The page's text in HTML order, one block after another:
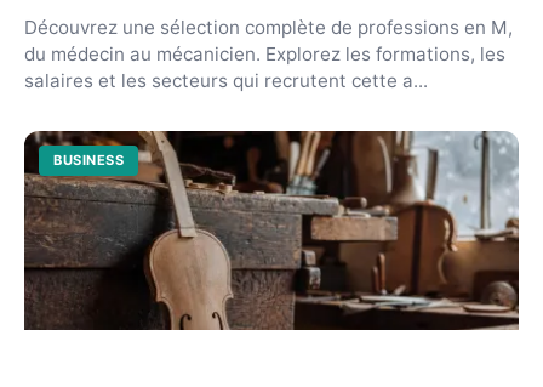
Découvrez une sélection complète de professions en M,
du médecin au mécanicien. Explorez les formations, les
salaires et les secteurs qui recrutent cette a...
BUSINESS